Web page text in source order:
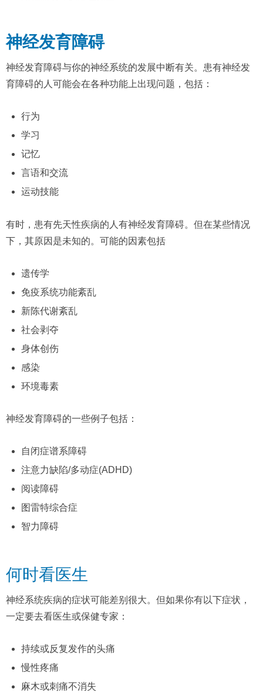
神经发育障碍
神经发育障碍与你的神经系统的发展中断有关。患有神经发
育障碍的人可能会在各种功能上出现问题，包括：
行为
学习
记忆
言语和交流
运动技能
有时，患有先天性疾病的人有神经发育障碍。但在某些情况
下，其原因是未知的。可能的因素包括
遗传学
免疫系统功能紊乱
新陈代谢紊乱
社会剥夺
身体创伤
感染
环境毒素
神经发育障碍的一些例子包括：
自闭症谱系障碍
注意力缺陷/多动症(ADHD)
阅读障碍
图雷特综合症
智力障碍
何时看医生
神经系统疾病的症状可能差别很大。但如果你有以下症状，
一定要去看医生或保健专家：
持续或反复发作的头痛
慢性疼痛
麻木或刺痛不消失